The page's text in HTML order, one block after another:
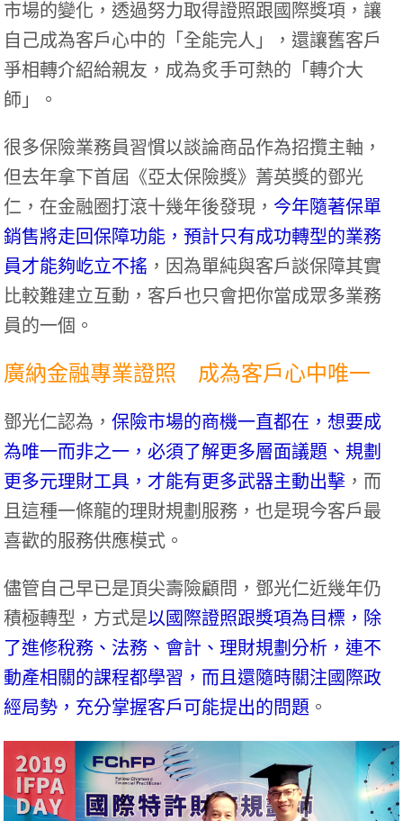
市場的變化，透過努力取得證照跟國際獎項，讓
自己成為客戶心中的「全能完人」，還讓舊客戶
爭相轉介紹給親友，成為炙手可熱的「轉介大
師」。
很多保險業務員習慣以談論商品作為招攬主軸，
但去年拿下首屆《亞太保險獎》菁英獎的鄧光
仁，在金融圈打滾十幾年後發現， 今年隨著保單
銷售將走回保障功能，預計只有成功轉型的業務
員才能夠屹立不搖 ，因為單純與客戶談保障其實
比較難建立互動，客戶也只會把你當成眾多業務
員的一個。
廣納金融專業證照 成為客戶心中唯一
鄧光仁認為，保險市場的商機一直都在，想要成
為唯一而非之一，必須了解更多層面議題、規劃
更多元理財工具，才能有更多武器主動出擊 ，而
且這種一條龍的理財規劃服務，也是現今客戶最
喜歡的服務供應模式。
儘管自己早已是頂尖壽險顧問，鄧光仁近幾年仍
積極轉型，方式是以國際證照跟獎項為目標，除
了進修稅務、法務、會計、理財規劃分析，連不
動產相關的課程都學習，而且還隨時關注國際政
經局勢，充分掌握客戶可能提出的問題 。